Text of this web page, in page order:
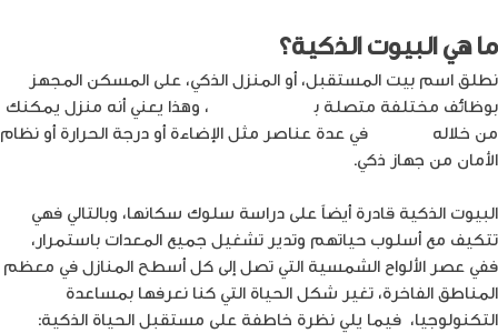
ما هي البيوت الذكية؟
نطلق اسم بيت المستقبل، أو المنزل الذكي، على المسكن المجهز
بوظائف مختلفة متصلة بالأجهزة الذكية ، وهذا يعني أنه منزل يمكنك
من خلاله
في عدة عناصر مثل الإضاءة أو درجة الحرارة أو نظام
الأمان من جهاز ذكي.
البيوت الذكية قادرة أيضاً على دراسة سلوك سكانها، وبالتالي فهي
تتكيف مع أسلوب حياتهم وتدير تشغيل جميع المعدات باستمرار،
ففي عصر الألواح الشمسية التي تصل إلى كل أسطح المنازل في معظم
المناطق الفاخرة، تغير شكل الحياة التي كنا نعرفها بمساعدة
التكنولوجيا، فيما يلي نظرة خاطفة على مستقبل الحياة الذكية: